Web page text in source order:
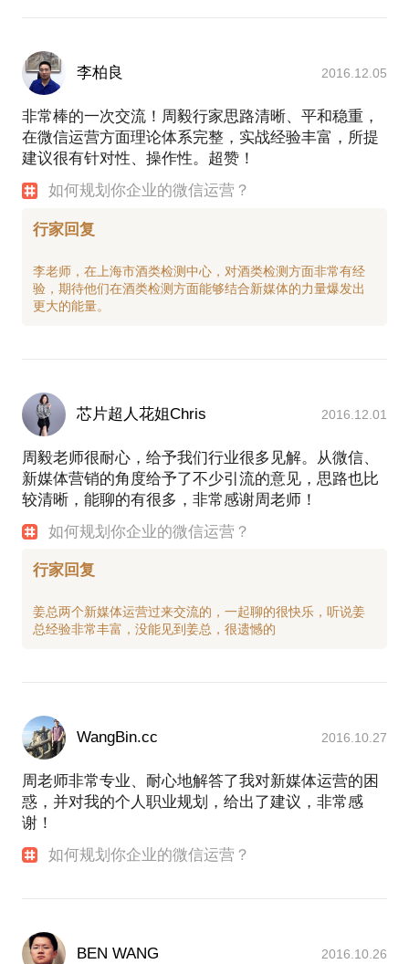
李柏良 2016.12.05
非常棒的一次交流！周毅行家思路清晰、平和稳重，
在微信运营方面理论体系完整，实战经验丰富，所提
建议很有针对性、操作性。超赞！
如何规划你企业的微信运营？
行家回复
李老师，在上海市酒类检测中心，对酒类检测方面非常有经
验，期待他们在酒类检测方面能够结合新媒体的力量爆发出
芯片超人花姐Chris 2016.12.01
周毅老师很耐心，给予我们行业很多见解。从微信、
新媒体营销的角度给予了不少引流的意见，思路也比
较清晰，能聊的有很多，非常感谢周老师！
如何规划你企业的微信运营？
行家回复
姜总两个新媒体运营过来交流的，一起聊的很快乐，听说姜
WangBin.cc 2016.10.27
周老师非常专业、耐心地解答了我对新媒体运营的困
惑，并对我的个人职业规划，给出了建议，非常感
谢！
如何规划你企业的微信运营？
BEN WANG 2016.10.26